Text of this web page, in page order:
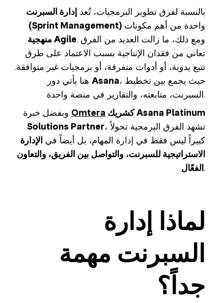
بالنسبة لفرق تطوير البرمجيات، تُعد إدارة السبرنت
(Sprint Management) واحدة من أهم مكونات
منهجية Agile. ومع ذلك، ما زالت العديد من الفرق
تعاني من فقدان الإنتاجية بسبب الاعتماد على طرق
تتبع يدوية، أو أدوات متفرقة، أو برمجيات غير متوافقة.
Asana، حيث يجمع بين تخطيط
السبرنت، متابعته، والتقارير في منصة واحدة.
Omtera
Solutions Partner، تشهد الفرق البرمجية تحولاً
كبيراً ليس فقط في إدارة المهام، بل أيضاً في الإدارة
الاستراتيجية للسبرنت، والتواصل بين الفريق، والتعاون
الفعّال.
لماذا إدارة
السبرنت مهمة
جداً؟